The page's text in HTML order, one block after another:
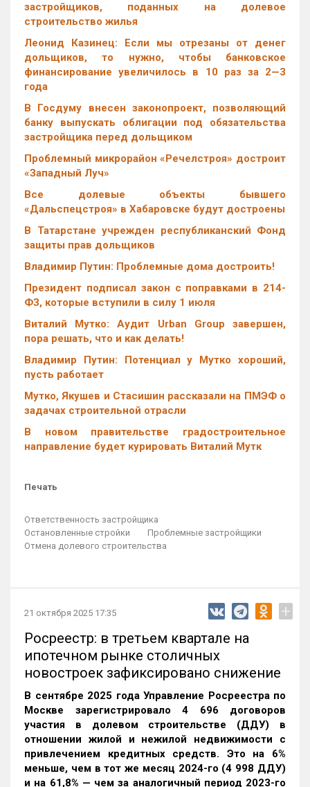
застройщиков, поданных на долевое
строительство жилья
Леонид Казинец: Если мы отрезаны от денег
дольщиков, то нужно, чтобы банковское
финансирование увеличилось в 10 раз за 2—3
года
В Госдуму внесен законопроект, позволяющий
банку выпускать облигации под обязательства
застройщика перед дольщиком
Проблемный микрорайон «Речелстроя» достроит
«Западный Луч»
Все долевые объекты бывшего
«Дальспецстроя» в Хабаровске будут достроены
В Татарстане учрежден республиканский Фонд
защиты прав дольщиков
Владимир Путин: Проблемные дома достроить!
Президент подписал закон с поправками в 214-
ФЗ, которые вступили в силу 1 июля
Виталий Мутко: Аудит Urban Group завершен,
пора решать, что и как делать!
Владимир Путин: Потенциал у Мутко хороший,
пусть работает
Мутко, Якушев и Стасишин рассказали на ПМЭФ о
задачах строительной отрасли
В новом правительстве градостроительное
направление будет курировать Виталий Мутк
Печать
Ответственность застройщика
Остановленные стройки
Проблемные застройщики
Отмена долевого строительства
21 октября 2025 17:35 +
Росреестр: в третьем квартале на
ипотечном рынке столичных
новостроек зафиксировано снижение
В сентябре 2025 года Управление Росреестра по
Москве зарегистрировало 4 696 договоров
участия в долевом строительстве (ДДУ) в
отношении жилой и нежилой недвижимости с
привлечением кредитных средств. Это на 6%
меньше, чем в тот же месяц 2024-го (4 998 ДДУ)
и на 61,8% — чем за аналогичный период 2023-го